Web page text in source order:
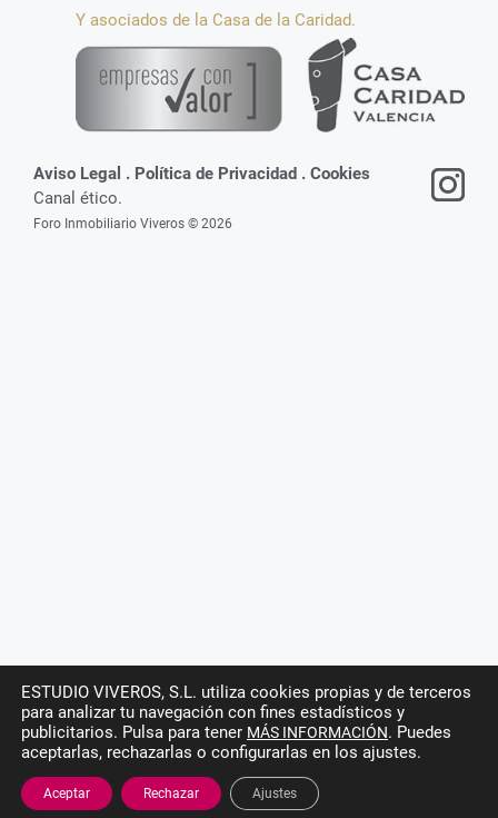
Y asociados de la Casa de la Caridad.
Aviso Legal . Política de Privacidad . Cookies
Canal ético.
Foro Inmobiliario Viveros © 2026
ESTUDIO VIVEROS, S.L. utiliza cookies propias y de terceros
para analizar tu navegación con fines estadísticos y
publicitarios. Pulsa para tener MÁS INFORMACIÓN. Puedes
aceptarlas, rechazarlas o configurarlas en los ajustes.
Aceptar Rechazar Ajustes